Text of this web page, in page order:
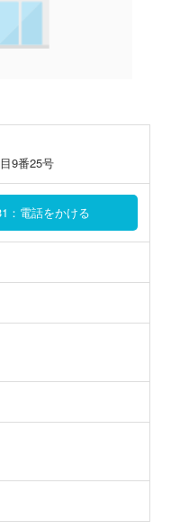
9番25号
：電話をかける